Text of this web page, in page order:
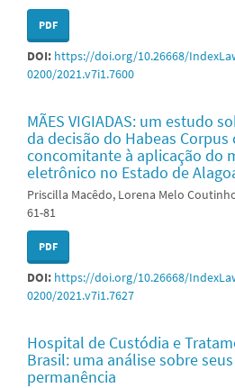
PDF
DOI: https://doi.org/10.26668/
0200/2021.v7i1.7600
MÃES VIGIADAS: um estudo
da decisão do Habeas Corpus
concomitante à aplicação do
eletrônico no Estado de
Priscilla Macêdo, Lorena Melo
61-81
PDF
DOI: https://doi.org/10.26668/
0200/2021.v7i1.7627
Hospital de Custódia e
Brasil: uma análise sobre
permanência